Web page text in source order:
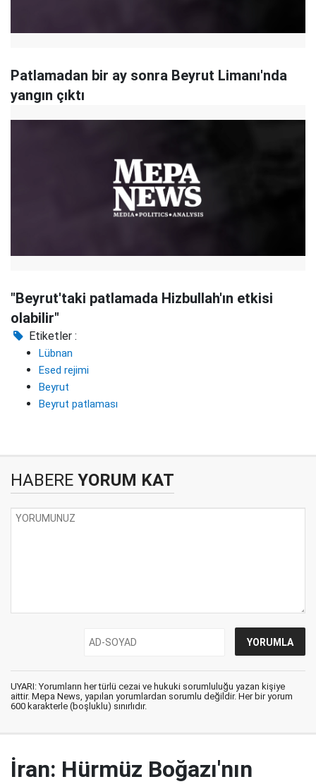
Patlamadan bir ay sonra Beyrut Limanı'nda
yangın çıktı
"Beyrut'taki patlamada Hizbullah'ın etkisi
olabilir"
Etiketler :
Lübnan
Esed rejimi
Beyrut
Beyrut patlaması
HABERE YORUM KAT
UYARI: Yorumların her türlü cezai ve hukuki sorumluluğu yazan kişiye
aittir. Mepa News, yapılan yorumlardan sorumlu değildir. Her bir yorum
600 karakterle (boşluklu) sınırlıdır.
İran: Hürmüz Boğazı'nın